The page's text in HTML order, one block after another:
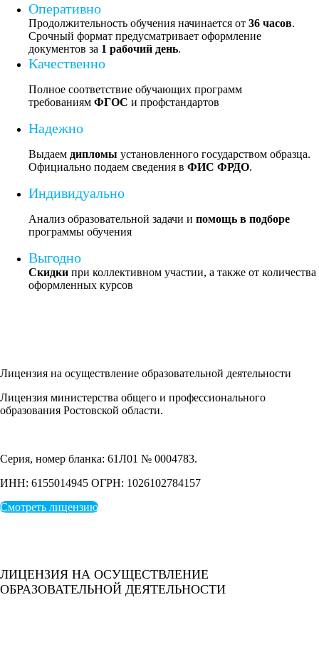
Оперативно
Продолжительность обучения начинается от 36 часов.
Срочный формат предусматривает оформление
документов за 1 рабочий день.
Качественно
Полное соответствие обучающих программ
требованиям ФГОС и профстандартов
Надежно
Выдаем дипломы установленного государством образца.
Официально подаем сведения в ФИС ФРДО.
Индивидуально
Анализ образовательной задачи и помощь в подборе
программы обучения
Выгодно
Скидки при коллективном участии, а также от количества
оформленных курсов
Лицензия на осуществление образовательной деятельности
Лицензия министерства общего и профессионального
образования Ростовской области.
Серия, номер бланка: 61Л01 № 0004783.
ИНН: 6155014945 ОГРН: 1026102784157
Смотреть лицензию
ЛИЦЕНЗИЯ НА ОСУЩЕСТВЛЕНИЕ
ОБРАЗОВАТЕЛЬНОЙ ДЕЯТЕЛЬНОСТИ